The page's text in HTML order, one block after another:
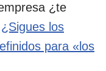
¿te
¿Sigues los
para «los